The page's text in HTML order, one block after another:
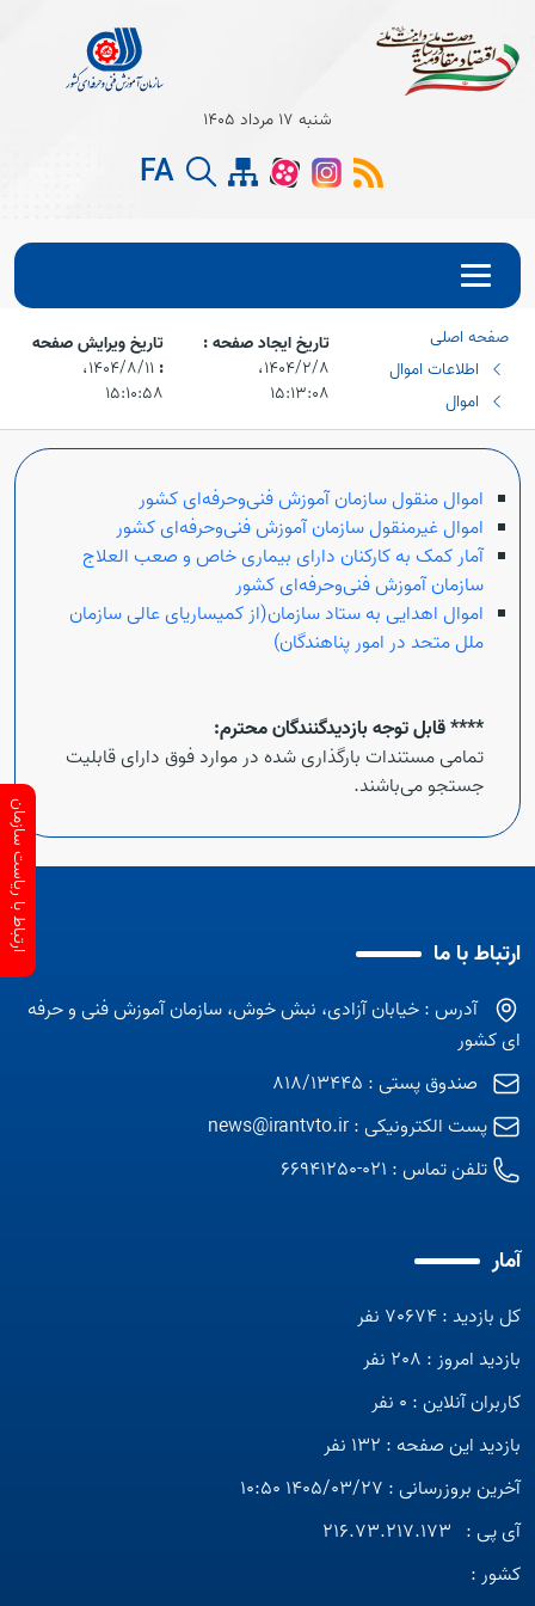
شنبه 17 مرداد 1405
FA
صفحه اصلی
اطلاعات اموال
اموال
تاریخ ایجاد صفحه :
۱۴۰۴/۲/۸،‏
۱۵:۱۳:۰۸
تاریخ ویرایش صفحه
:
۱۴۰۴/۸/۱۱،‏
۱۵:۱۰:۵۸
اموال منقول سازمان آموزش فنی‌وحرفه‌ای کشور
اموال غیرمنقول سازمان آموزش فنی‌وحرفه‌ای کشور
آمار کمک به کارکنان دارای بیماری خاص و صعب العلاج
سازمان آموزش فنی‌و‌حرفه‌ای کشور
اموال اهدایی به ستاد سازمان(از کمیساریای عالی سازمان
ملل متحد در امور پناهندگان)
**** قابل توجه بازدیدگنندگان محترم:
تمامی مستندات بارگذاری شده در موارد فوق دارای قابلیت
جستجو می‌باشند.
ارتباط با ما
آدرس : خیابان آزادی، نبش خوش، سازمان آموزش فنی و حرفه
ای کشور
صندوق پستی : 818/13445
پست الکترونیکی :news@irantvto.ir
تلفن تماس : 021-66941250
آمار
کل بازدید : 70674 نفر
بازدید امروز : 208 نفر
کاربران آنلاین : 0 نفر
بازدید این صفحه : 132 نفر
آخرین بروزرسانی : 1405/03/27 10:50
آی پی : 216.73.217.173
کشور :
ارتباط با ریاست سازمان